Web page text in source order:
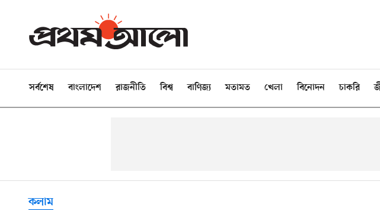
সর্বশেষ বাংলাদেশ রাজনীতি বিশ্ব বাণিজ্য মতামত খেলা বিনোদন চাকরি
কলাম